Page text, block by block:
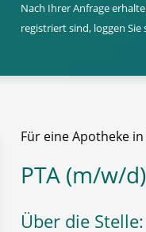
Nach Ihrer Anfrage
registriert sind, loggen
Für eine Apotheke
PTA (m/w/
Über die Stelle: